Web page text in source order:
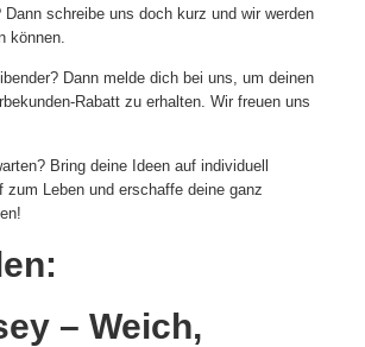
schreibe uns doch kurz und wir werden
können.
Dann melde dich bei uns, um deinen
Rabatt zu erhalten. Wir freuen uns
Bring deine Ideen auf individuell
zum Leben und erschaffe deine ganz
– Weich,